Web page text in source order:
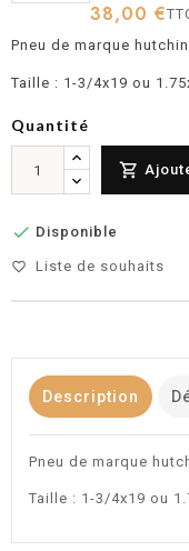
38,00 €
Pneu de marque
Taille : 1-3/4x19 ou
Quantité

 Disponible
favorite_border Liste de souhaits
Description
Pneu de marque
Taille : 1-3/4x19 ou